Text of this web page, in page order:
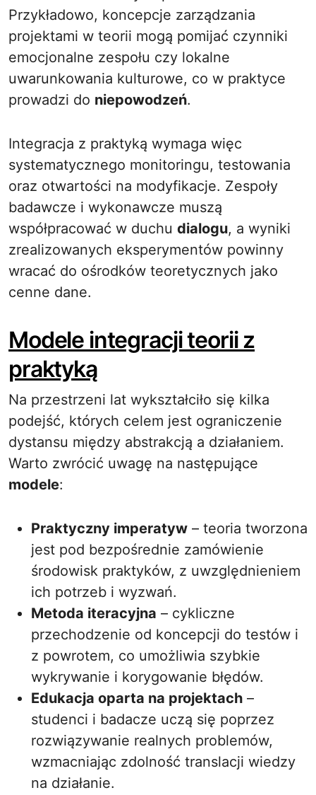
Przykładowo, koncepcje zarządzania
projektami w teorii mogą pomijać czynniki
emocjonalne zespołu czy lokalne
uwarunkowania kulturowe, co w praktyce
prowadzi do niepowodzeń.
Integracja z praktyką wymaga więc
systematycznego monitoringu, testowania
oraz otwartości na modyfikacje. Zespoły
badawcze i wykonawcze muszą
współpracować w duchu dialogu, a wyniki
zrealizowanych eksperymentów powinny
wracać do ośrodków teoretycznych jako
cenne dane.
Modele integracji teorii z
praktyką
Na przestrzeni lat wykształciło się kilka
podejść, których celem jest ograniczenie
dystansu między abstrakcją a działaniem.
Warto zwrócić uwagę na następujące
modele:
Praktyczny imperatyw – teoria tworzona
jest pod bezpośrednie zamówienie
środowisk praktyków, z uwzględnieniem
ich potrzeb i wyzwań.
Metoda iteracyjna – cykliczne
przechodzenie od koncepcji do testów i
z powrotem, co umożliwia szybkie
wykrywanie i korygowanie błędów.
Edukacja oparta na projektach –
studenci i badacze uczą się poprzez
rozwiązywanie realnych problemów,
wzmacniając zdolność translacji wiedzy
na działanie.